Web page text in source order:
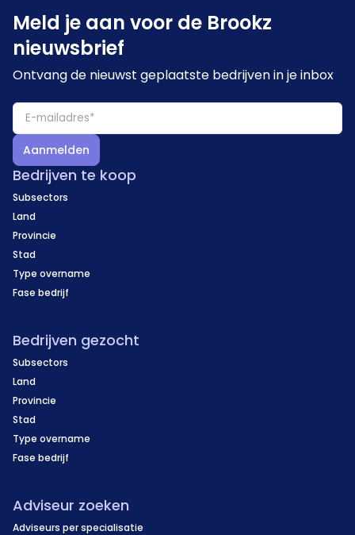
Meld je aan voor de Brookz
nieuwsbrief
Ontvang de nieuwst geplaatste bedrijven in je inbox
Aanmelden
Bedrijven te koop
Subsectors
Land
Provincie
Stad
Type overname
Fase bedrijf
Bedrijven gezocht
Subsectors
Land
Provincie
Stad
Type overname
Fase bedrijf
Adviseur zoeken
Adviseurs per specialisatie